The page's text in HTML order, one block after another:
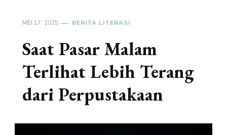
MEI 17, 2025 BERITA LITERASI
Saat Pasar Malam
Terlihat Lebih Terang
dari Perpustakaan